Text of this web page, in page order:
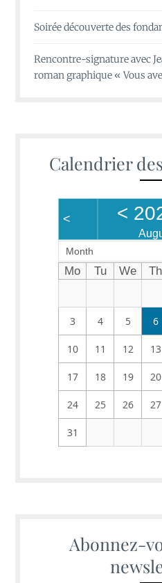
Soirée découverte des
Rencontre-signature avec
roman graphique « Vous
Calendrier
< <
Month
Mo Tu We Th
3 4 5 6
10 11 12 13
17 18 19 20
24 25 26 27
31
Abonnez-